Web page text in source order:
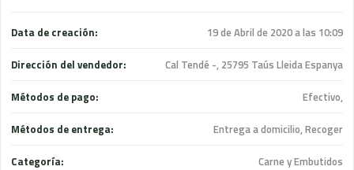
Data de creación: 19 de Abril de 2020 a las 10:09
Dirección del vendedor: Cal Tendé -, 25795 Taús Lleida Espanya
Métodos de pago: Efectivo,
Métodos de entrega: Entrega a domicilio, Recoger
Categoría: Carne y Embutidos